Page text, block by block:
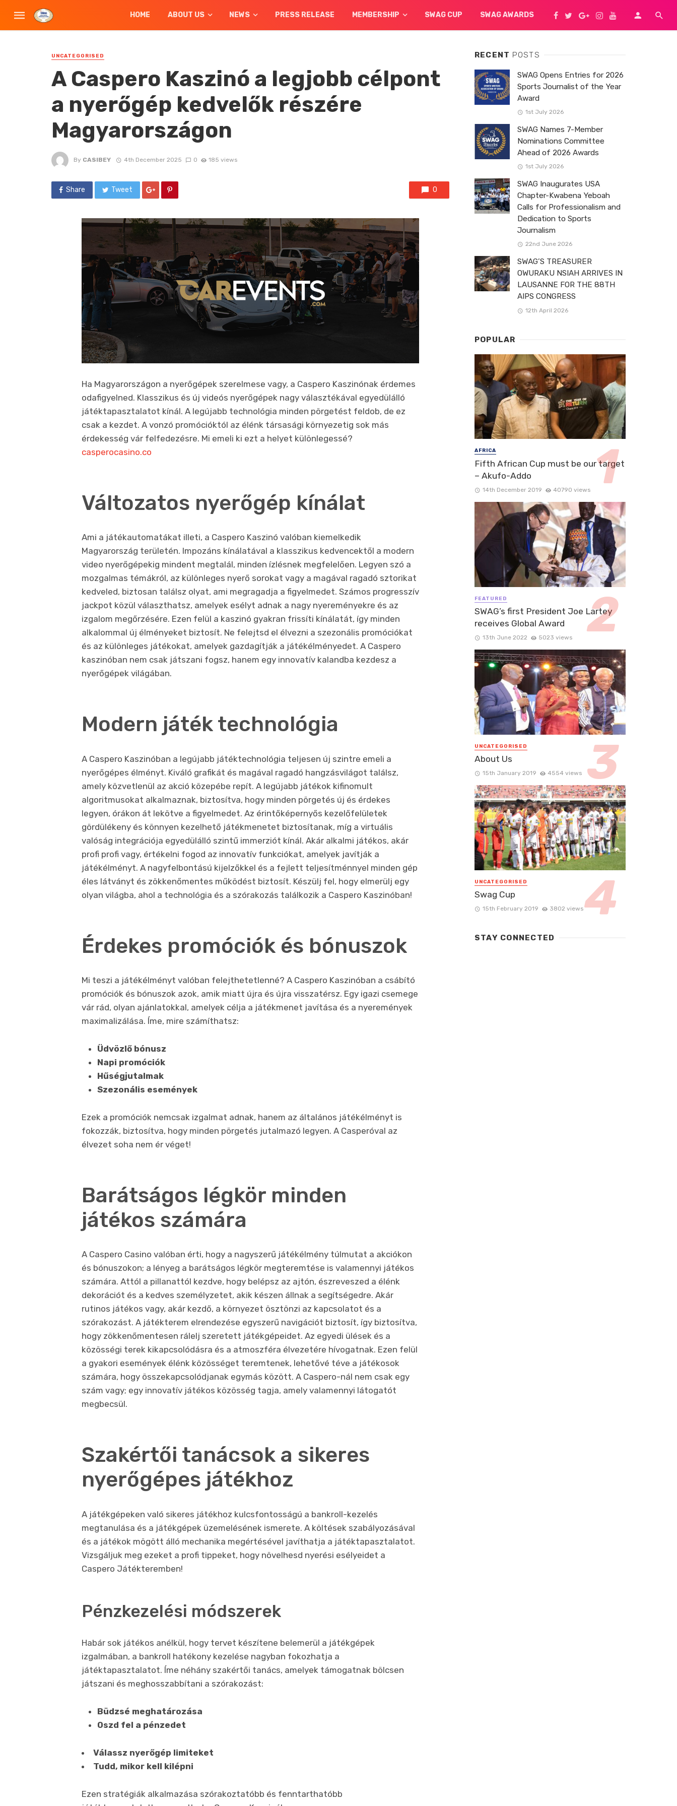
HOME ABOUT US NEWS PRESS RELEASE MEMBERSHIP SWAG CUP SWAG AWARDS
UNCATEGORISED
A Caspero Kaszinó a legjobb célpont
a nyerőgép kedvelők részére
Magyarországon
By CASIBEY 4th December 2025 0 185 views
Share Tweet 0
Ha Magyarországon a nyerőgépek szerelmese vagy, a Caspero Kaszinónak érdemes
odafigyelned. Klasszikus és új videós nyerőgépek nagy választékával egyedülálló
játéktapasztalatot kínál. A legújabb technológia minden pörgetést feldob, de ez
csak a kezdet. A vonzó promócióktól az élénk társasági környezetig sok más
érdekesség vár felfedezésre. Mi emeli ki ezt a helyet különlegessé?
casperocasino.co
Változatos nyerőgép kínálat
Ami a játékautomatákat illeti, a Caspero Kaszinó valóban kiemelkedik
Magyarország területén. Impozáns kínálatával a klasszikus kedvencektől a modern
video nyerőgépekig mindent megtalál, minden ízlésnek megfelelően. Legyen szó a
mozgalmas témákról, az különleges nyerő sorokat vagy a magával ragadó sztorikat
kedveled, biztosan találsz olyat, ami megragadja a figyelmedet. Számos progresszív
jackpot közül választhatsz, amelyek esélyt adnak a nagy nyereményekre és az
izgalom megőrzésére. Ezen felül a kaszinó gyakran frissíti kínálatát, így minden
alkalommal új élményeket biztosít. Ne felejtsd el élvezni a szezonális promóciókat
és az különleges játékokat, amelyek gazdagítják a játékélményedet. A Caspero
kaszinóban nem csak játszani fogsz, hanem egy innovatív kalandba kezdesz a
nyerőgépek világában.
Modern játék technológia
A Caspero Kaszinóban a legújabb játéktechnológia teljesen új szintre emeli a
nyerőgépes élményt. Kiváló grafikát és magával ragadó hangzásvilágot találsz,
amely közvetlenül az akció közepébe repít. A legújabb játékok kifinomult
algoritmusokat alkalmaznak, biztosítva, hogy minden pörgetés új és érdekes
legyen, órákon át lekötve a figyelmedet. Az érintőképernyős kezelőfelületek
gördülékeny és könnyen kezelhető játékmenetet biztosítanak, míg a virtuális
valóság integrációja egyedülálló szintű immerziót kínál. Akár alkalmi játékos, akár
profi profi vagy, értékelni fogod az innovatív funkciókat, amelyek javítják a
játékélményt. A nagyfelbontású kijelzőkkel és a fejlett teljesítménnyel minden gép
éles látványt és zökkenőmentes működést biztosít. Készülj fel, hogy elmerülj egy
olyan világba, ahol a technológia és a szórakozás találkozik a Caspero Kaszinóban!
Érdekes promóciók és bónuszok
Mi teszi a játékélményt valóban felejthetetlenné? A Caspero Kaszinóban a csábító
promóciók és bónuszok azok, amik miatt újra és újra visszatérsz. Egy igazi csemege
vár rád, olyan ajánlatokkal, amelyek célja a játékmenet javítása és a nyeremények
maximalizálása. Íme, mire számíthatsz:
Üdvözlő bónusz
Napi promóciók
Hűségjutalmak
Szezonális események
Ezek a promóciók nemcsak izgalmat adnak, hanem az általános játékélményt is
fokozzák, biztosítva, hogy minden pörgetés jutalmazó legyen. A Casperóval az
élvezet soha nem ér véget!
Barátságos légkör minden
játékos számára
A Caspero Casino valóban érti, hogy a nagyszerű játékélmény túlmutat a akciókon
és bónuszokon; a lényeg a barátságos légkör megteremtése is valamennyi játékos
számára. Attól a pillanattól kezdve, hogy belépsz az ajtón, észreveszed a élénk
dekorációt és a kedves személyzetet, akik készen állnak a segítségedre. Akár
rutinos játékos vagy, akár kezdő, a környezet ösztönzi az kapcsolatot és a
szórakozást. A játékterem elrendezése egyszerű navigációt biztosít, így biztosítva,
hogy zökkenőmentesen rálelj szeretett játékgépeidet. Az egyedi ülések és a
közösségi terek kikapcsolódásra és a atmoszféra élvezetére hívogatnak. Ezen felül
a gyakori események élénk közösséget teremtenek, lehetővé téve a játékosok
számára, hogy összekapcsolódjanak egymás között. A Caspero-nál nem csak egy
szám vagy; egy innovatív játékos közösség tagja, amely valamennyi látogatót
megbecsül.
Szakértői tanácsok a sikeres
nyerőgépes játékhoz
A játékgépeken való sikeres játékhoz kulcsfontosságú a bankroll-kezelés
megtanulása és a játékgépek üzemelésének ismerete. A költések szabályozásával
és a játékok mögött álló mechanika megértésével javíthatja a játéktapasztalatot.
Vizsgáljuk meg ezeket a profi tippeket, hogy növelhesd nyerési esélyeidet a
Caspero Játékteremben!
Pénzkezelési módszerek
Habár sok játékos anélkül, hogy tervet készítene belemerül a játékgépek
izgalmában, a bankroll hatékony kezelése nagyban fokozhatja a
játéktapasztalatot. Íme néhány szakértői tanács, amelyek támogatnak bölcsen
játszani és meghosszabbítani a szórakozást:
Büdzsé meghatározása
Oszd fel a pénzedet
Válassz nyerőgép limiteket
Tudd, mikor kell kilépni
Ezen stratégiák alkalmazása szórakoztatóbb és fenntarthatóbb
RECENT POSTS
SWAG Opens Entries for 2026
Sports Journalist of the Year
Award
1st July 2026
SWAG Names 7-Member
Nominations Committee
Ahead of 2026 Awards
1st July 2026
SWAG Inaugurates USA
Chapter-Kwabena Yeboah
Calls for Professionalism and
Dedication to Sports
Journalism
22nd June 2026
SWAG’S TREASURER
OWURAKU NSIAH ARRIVES IN
LAUSANNE FOR THE 88TH
AIPS CONGRESS
12th April 2026
POPULAR
AFRICA
Fifth African Cup must be our target
– Akufo-Addo
14th December 2019 40790 views
FEATURED
SWAG’s first President Joe Lartey
receives Global Award
13th June 2022 5023 views
UNCATEGORISED
About Us
15th January 2019 4554 views
UNCATEGORISED
Swag Cup
15th February 2019 3802 views
STAY CONNECTED